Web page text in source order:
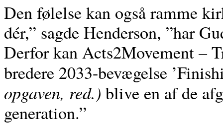
Den følelse kan også ramme
dér,” sagde Henderson, ”har
Derfor kan Acts2Movement –
bredere 2033-bevægelse
opgaven, red.) blive en af de
generation.”